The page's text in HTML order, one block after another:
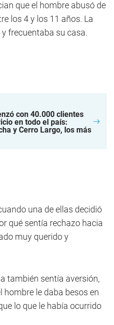
que el hombre abusó de
los 4 y los 11 años. La
frecuentaba su casa.
con 40.000 clientes
en todo el país:
y Cerro Largo, los más
una de ellas decidió
qué sentía rechazo hacia
muy querido y
también sentía aversión,
hombre le daba besos en
lo que le había ocurrido